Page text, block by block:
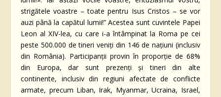
strigătele voastre – toate pentru Isus Cristos – se vor
auzi până la capătul lumii!” Acestea sunt cuvintele Papei
Leon al XIV-lea, cu care i-a întâmpinat la Roma pe cei
peste 500.000 de tineri veniți din 146 de națiuni (inclusiv
din România). Participanții provin în proporție de 68%
din Europa, dar sunt prezenți și tineri din alte
continente, inclusiv din regiuni afectate de conflicte
armate, precum Liban, Irak, Myanmar, Ucraina, Israel,